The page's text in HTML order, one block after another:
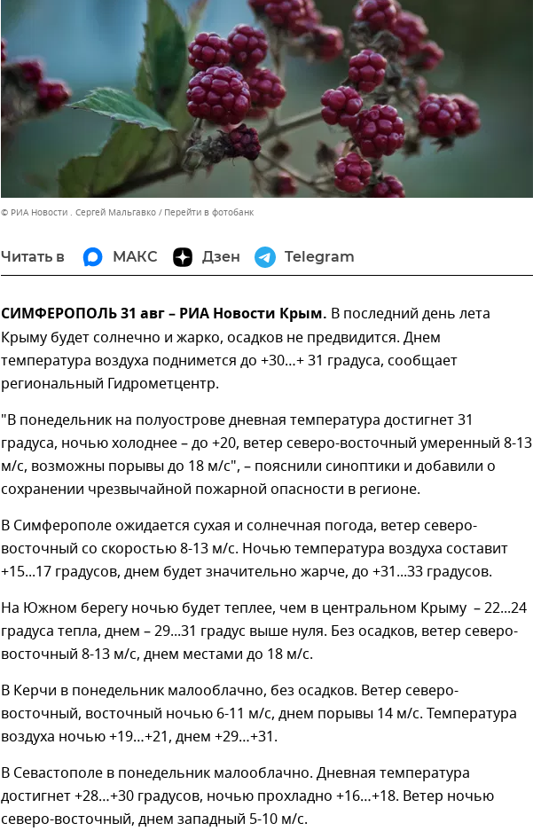
© РИА Новости . Сергей Мальгавко Перейти в фотобанк
Читать в МАКС Дзен Telegram
СИМФЕРОПОЛЬ 31 авг – РИА Новости Крым. В последний день лета
Крыму будет солнечно и жарко, осадков не предвидится. Днем
температура воздуха поднимется до +30…+ 31 градуса, сообщает
региональный Гидрометцентр.
"В понедельник на полуострове дневная температура достигнет 31
градуса, ночью холоднее – до +20, ветер северо-восточный умеренный 8-13
м/с, возможны порывы до 18 м/с", – пояснили синоптики и добавили о
сохранении чрезвычайной пожарной опасности в регионе.
В Симферополе ожидается сухая и солнечная погода, ветер северо-
восточный со скоростью 8-13 м/с. Ночью температура воздуха составит
+15...17 градусов, днем будет значительно жарче, до +31...33 градусов.
На Южном берегу ночью будет теплее, чем в центральном Крыму – 22...24
градуса тепла, днем – 29...31 градус выше нуля. Без осадков, ветер северо-
восточный 8-13 м/с, днем местами до 18 м/с.
В Керчи в понедельник малооблачно, без осадков. Ветер северо-
восточный, восточный ночью 6-11 м/с, днем порывы 14 м/с. Температура
воздуха ночью +19…+21, днем +29…+31.
В Севастополе в понедельник малооблачно. Дневная температура
достигнет +28…+30 градусов, ночью прохладно +16…+18. Ветер ночью
северо-восточный, днем западный 5-10 м/с.